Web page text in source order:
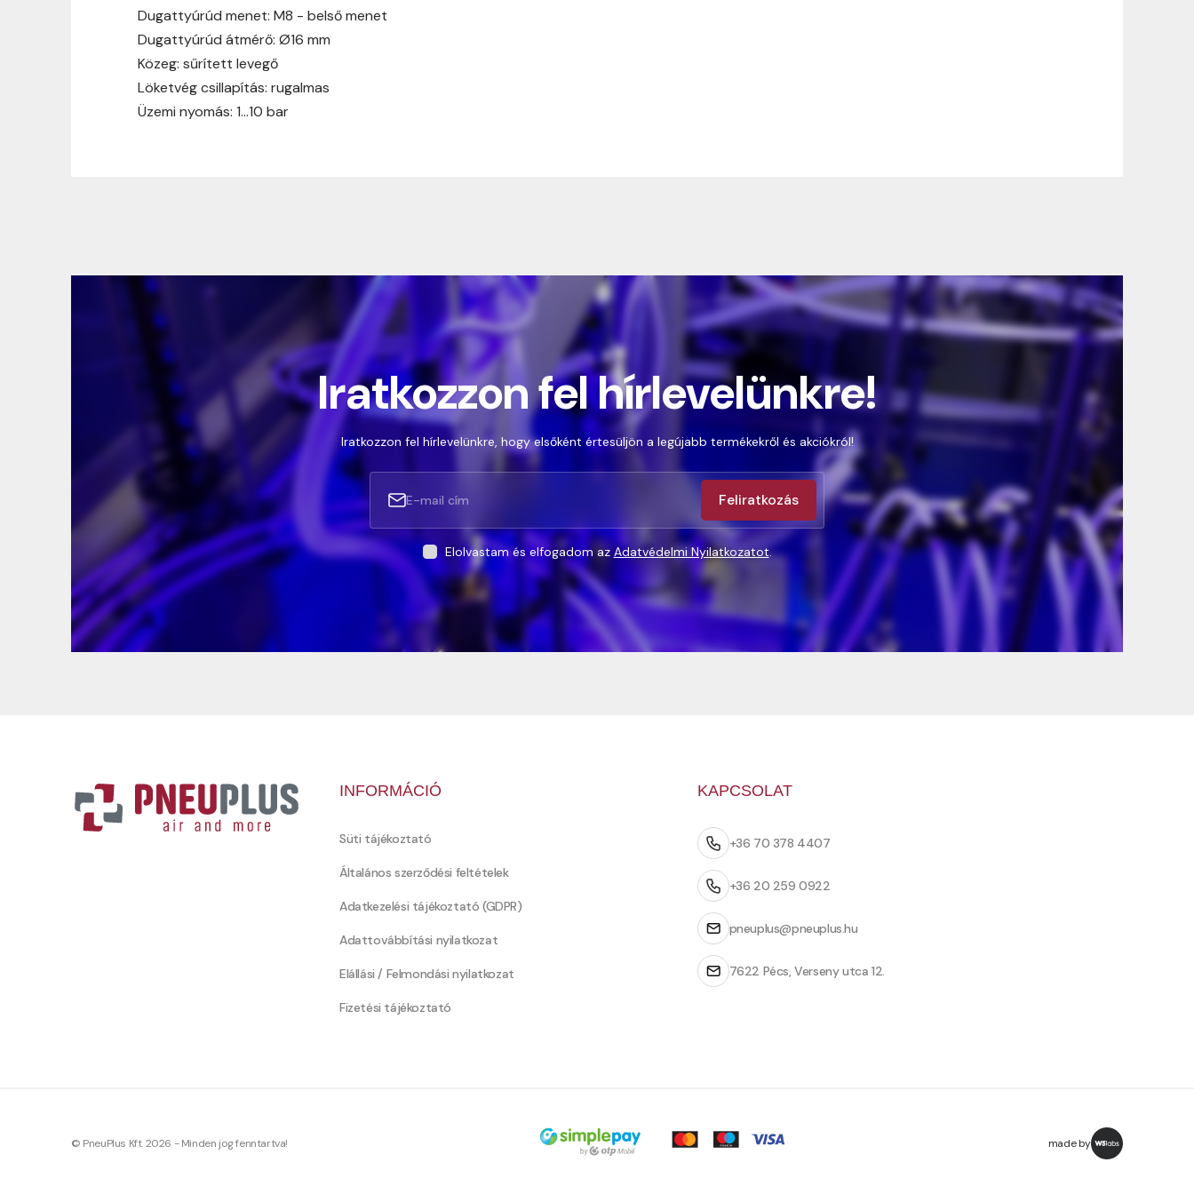
Dugattyúrúd menet: M8 - belső menet
Dugattyúrúd átmérő: Ø16 mm
Közeg: sűrített levegő
Löketvég csillapítás: rugalmas
Üzemi nyomás: 1…10 bar
Iratkozzon fel hírlevelünkre!
Iratkozzon fel hírlevelünkre, hogy elsőként értesüljön a legújabb termékekről és akciókról!
Feliratkozás
Elolvastam és elfogadom azAdatvédelmi Nyilatkozatot.
INFORMÁCIÓ
Süti tájékoztató
Általános szerződési feltételek
Adatkezelési tájékoztató (GDPR)
Adattovábbítási nyilatkozat
Elállási / Felmondási nyilatkozat
Fizetési tájékoztató
KAPCSOLAT
+36 70 378 4407
+36 20 259 0922
pneuplus@pneuplus.hu
7622 Pécs, Verseny utca 12.
© PneuPlus Kft. 2026 - Minden jog fenntartva! made by